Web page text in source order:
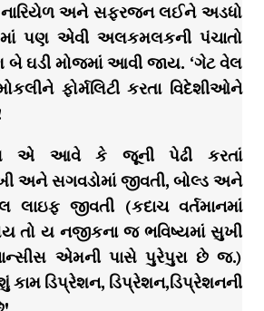
નારિયેળ અને સફરજન લઈને અડધો
પણ એવી અલકમલકની પંચાતો
બે ઘડી મોજમાં આવી જાય. ‘ગેટ વેલ
ફોર્મલિટી કરતા વિદેશીઓને
એ આવે કે જૂની પેઢી કરતાં
અને સગવડોમાં જીવતી, બોલ્ડ અને
લાઇફ જીવતી (કદાચ વર્તમાનમાં
તો ય નજીકના જ ભવિષ્યમાં સુખી
એમની પાસે પુરેપુરા છે જ.)
ડિપ્રેશન, ડિપ્રેશન,ડિપ્રેશનની